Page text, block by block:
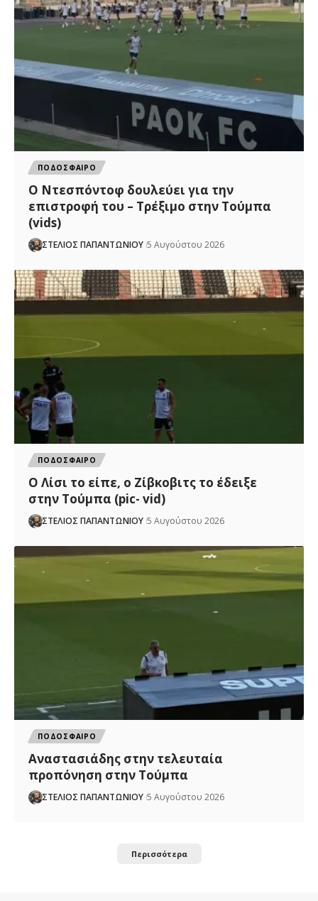
ΠΟΔΟΣΦΑΙΡΟ
Ο Ντεσπόντοφ δουλεύει για την
επιστροφή του – Τρέξιμο στην Τούμπα
(vids)
ΣΤΕΛΙΟΣ ΠΑΠΑΝΤΩΝΙΟΥ 5 Αυγούστου 2026
ΠΟΔΟΣΦΑΙΡΟ
Ο Λίσι το είπε, ο Ζίβκοβιτς το έδειξε
στην Τούμπα (pic- vid)
ΣΤΕΛΙΟΣ ΠΑΠΑΝΤΩΝΙΟΥ 5 Αυγούστου 2026
ΠΟΔΟΣΦΑΙΡΟ
Αναστασιάδης στην τελευταία
προπόνηση στην Τούμπα
ΣΤΕΛΙΟΣ ΠΑΠΑΝΤΩΝΙΟΥ 5 Αυγούστου 2026
Περισσότερα